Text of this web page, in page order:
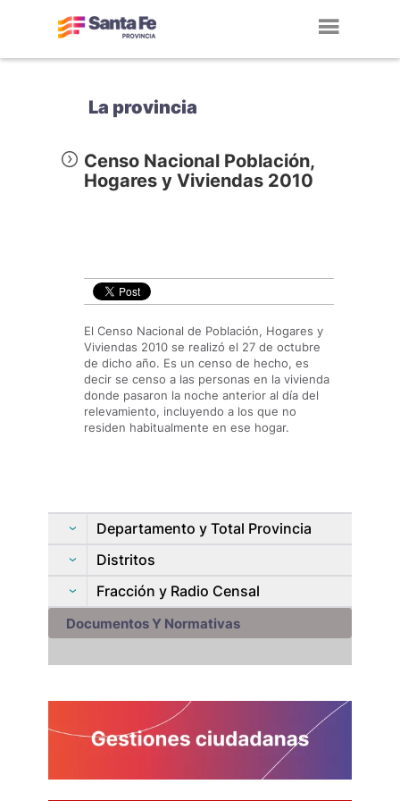
La provincia
Censo Nacional Población,
Hogares y Viviendas 2010
El Censo Nacional de Población, Hogares y
Viviendas 2010 se realizó el 27 de octubre
de dicho año. Es un censo de hecho, es
decir se censo a las personas en la vivienda
donde pasaron la noche anterior al día del
relevamiento, incluyendo a los que no
residen habitualmente en ese hogar.
Departamento y Total Provincia
Distritos
Fracción y Radio Censal
Documentos Y Normativas